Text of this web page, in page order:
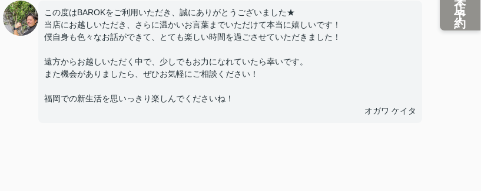
この度はBAROKをご利用いただき、誠にありがとうございました★
当店にお越しいただき、さらに温かいお言葉までいただけて本当に嬉しいです！
僕自身も色々なお話ができて、とても楽しい時間を過ごさせていただきました！
遠方からお越しいただく中で、少しでもお力になれていたら幸いです。
また機会がありましたら、ぜひお気軽にご相談ください！
福岡での新生活を思いっきり楽しんでくださいね！
オガワ ケイタ